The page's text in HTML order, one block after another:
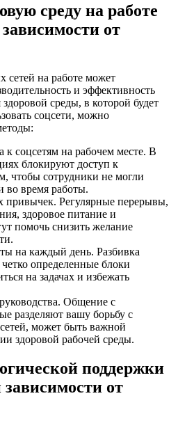
среду на работе
от
сетей на работе может
и эффективность
среды, в которой будет
соцсети, можно
к соцсетям на рабочем месте. В
блокируют доступ к
чтобы сотрудники не могли
во время работы.
привычек. Регулярные перерывы,
здоровое питание и
помочь снизить желание
на каждый день. Разбивка
определенные блоки
на задачах и избежать
Общение с
разделяют вашу борьбу с
может быть важной
здоровой рабочей среды.
поддержки
от